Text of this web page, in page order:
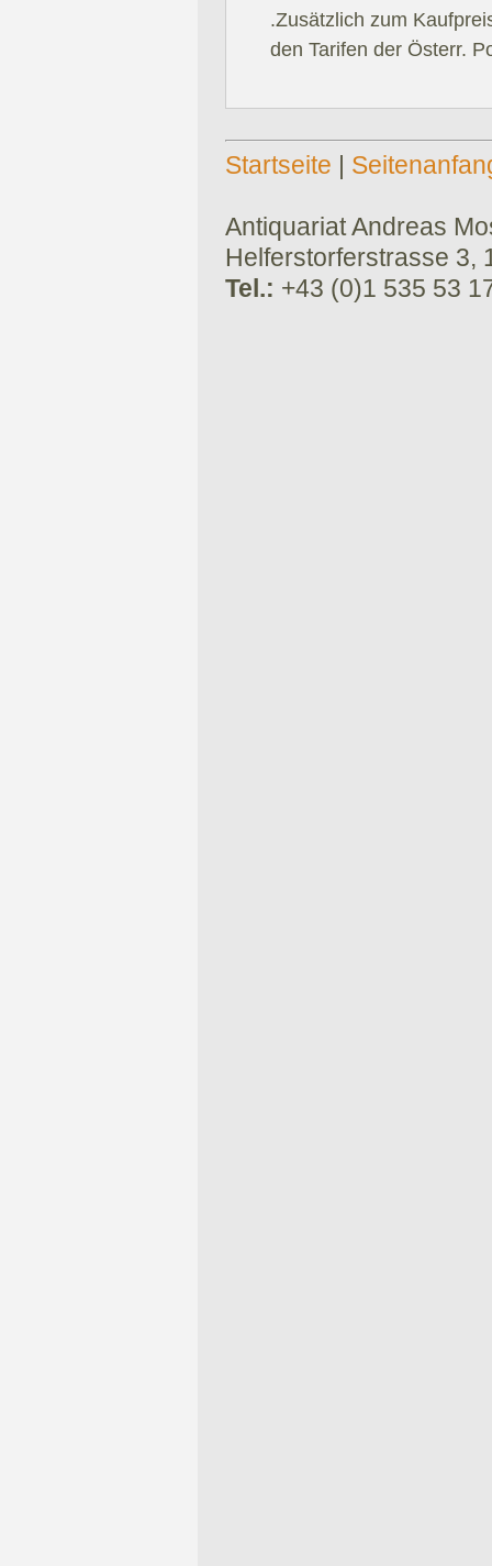
.Zusätzlich zum
den Tarifen der Österr.
Startseite |
Antiquariat Andreas
Helferstorferstrasse 3,
Tel.: +43 (0)1 535 53